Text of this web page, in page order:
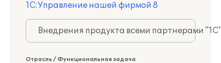
1С:Управление нашей фирмой 8
Внедрения продукта всеми партнерами
Отрасль / Функциональная задача